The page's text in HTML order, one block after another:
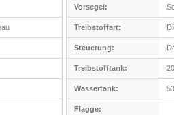
Vorsegel:
Treibstoffart:
Steuerung:
Treibstofftank:
Wassertank:
Flagge: